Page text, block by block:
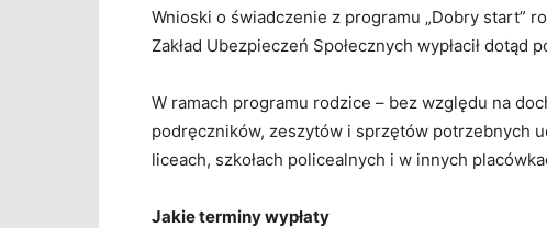
Wnioski o świadczenie z programu „Dobry start”
Zakład Ubezpieczeń Społecznych wypłacił
W ramach programu rodzice – bez względu na
podręczników, zeszytów i sprzętów potrzebnych
liceach, szkołach policealnych i w innych
Jakie terminy wypłaty